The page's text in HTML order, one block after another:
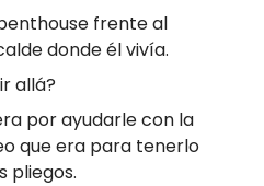
frente al
donde él vivía.
allá?
por ayudarle con la
que era para tenerlo
pliegos.